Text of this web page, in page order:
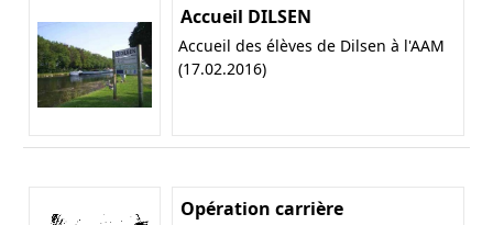
Accueil DILSEN
Accueil des élèves de Dilsen à l'AAM
(17.02.2016)
Opération carrière